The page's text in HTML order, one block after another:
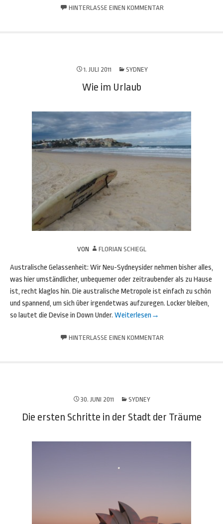
HINTERLASSE EINEN KOMMENTAR
1. JULI 2011 SYDNEY
Wie im Urlaub
VON FLORIAN SCHIEGL
Australische Gelassenheit: Wir Neu-Sydneysider nehmen bisher alles,
was hier umständlicher, unbequemer oder zeitraubender als zu Hause
ist, recht klaglos hin. Die australische Metropole ist einfach zu schön
und spannend, um sich über irgendetwas aufzuregen. Locker bleiben,
so lautet die Devise in Down Under. Weiterlesen →
HINTERLASSE EINEN KOMMENTAR
30. JUNI 2011 SYDNEY
Die ersten Schritte in der Stadt der Träume